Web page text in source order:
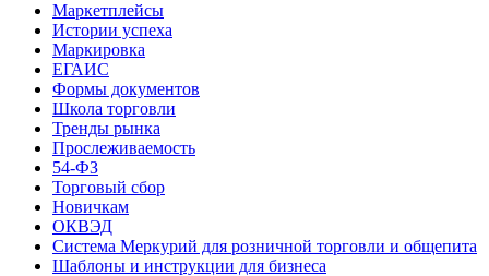
Маркетплейсы
Истории успеха
Маркировка
ЕГАИС
Формы документов
Школа торговли
Тренды рынка
Прослеживаемость
54-ФЗ
Торговый сбор
Новичкам
ОКВЭД
Система Меркурий для розничной торговли и общепита
Шаблоны и инструкции для бизнеса